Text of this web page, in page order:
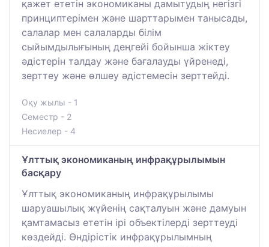
қажет ететін экономиканы дамытудың негізгі
принциптерімен және шарттарымен танысады,
салалар мен салаларды білім
сыйымдылығының деңгейі бойынша жіктеу
әдістерін талдау және бағалауды үйренеді,
зерттеу және өлшеу әдістемесін зерттейді.
Оқу жылы - 1
Семестр - 2
Несиелер - 4
Ұлттық экономиканың инфрақұрылымын
басқару
Ұлттық экономиканың инфрақұрылымы
шаруашылық жүйенің сақталуын және дамуын
қамтамасыз ететін ірі объектілерді зерттеуді
көздейді. Өндірістік инфрақұрылымның